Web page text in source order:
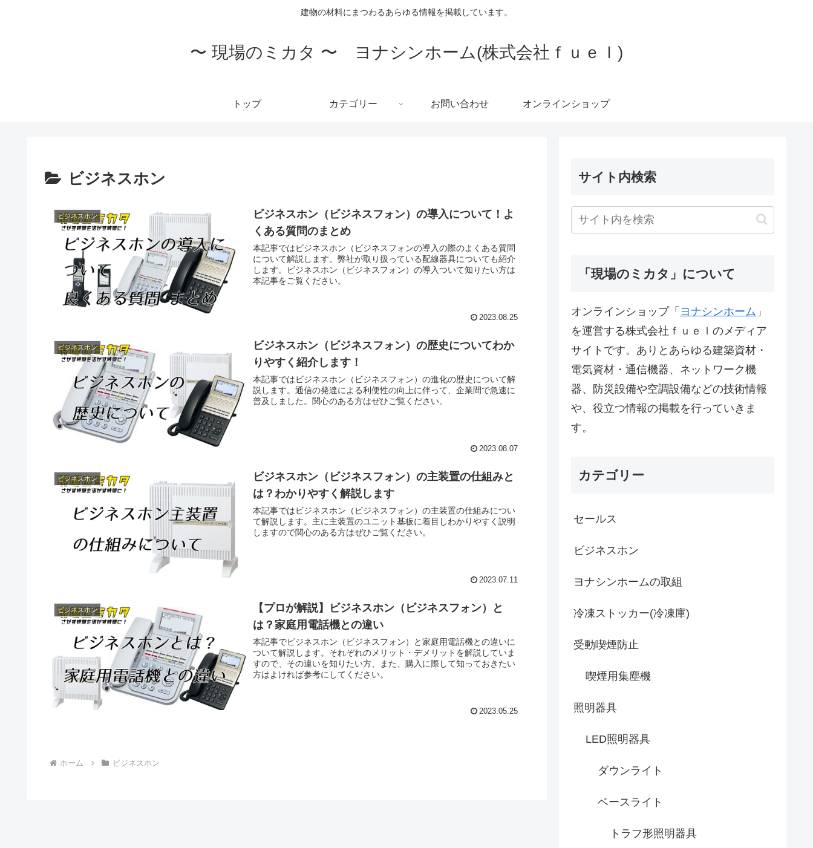
建物の材料にまつわるあらゆる情報を掲載しています。
〜 現場のミカタ 〜 ヨナシンホーム(株式会社ｆｕｅｌ)
トップ カテゴリー お問い合わせ オンラインショップ
ビジネスホン
ビジネスホン
ビジネスホン（ビジネスフォン）の導入について！よ
くある質問のまとめ
本記事ではビジネスホン（ビジネスフォンの導入の際のよくある質問
について解説します。弊社が取り扱っている配線器具についても紹介
します。ビジネスホン（ビジネスフォン）の導入ついて知りたい方は
本記事をご覧ください。
2023.08.25
ビジネスホン
ビジネスホン（ビジネスフォン）の歴史についてわか
りやすく紹介します！
本記事ではビジネスホン（ビジネスフォン）の進化の歴史について解
説します。通信の発達による利便性の向上に伴って、企業間で急速に
普及しました。関心のある方はぜひご覧ください。
2023.08.07
ビジネスホン
ビジネスホン（ビジネスフォン）の主装置の仕組みと
は？わかりやすく解説します
本記事ではビジネスホン（ビジネスフォン）の主装置の仕組みについ
て解説します。主に主装置のユニット基板に着目しわかりやすく説明
しますので関心のある方はぜひご覧ください。
2023.07.11
ビジネスホン
【プロが解説】ビジネスホン（ビジネスフォン）と
は？家庭用電話機との違い
本記事でビジネスホン（ビジネスフォン）と家庭用電話機との違いに
ついて解説します。それぞれのメリット・デメリットを解説していま
すので、その違いを知りたい方、また、購入に際して知っておきたい
方はよければ参考にしてください。
2023.05.25
ホーム ビジネスホン
サイト内検索
「現場のミカタ」について
オンラインショップ「 ヨナシンホーム 」
を運営する株式会社ｆｕｅｌのメディア
サイトです。ありとあらゆる建築資材・
電気資材・通信機器、ネットワーク機
器、防災設備や空調設備などの技術情報
や、役立つ情報の掲載を行っていきま
す。
カテゴリー
セールス
ビジネスホン
ヨナシンホームの取組
冷凍ストッカー(冷凍庫)
受動喫煙防止
喫煙用集塵機
照明器具
LED照明器具
ダウンライト
ベースライト
トラフ形照明器具